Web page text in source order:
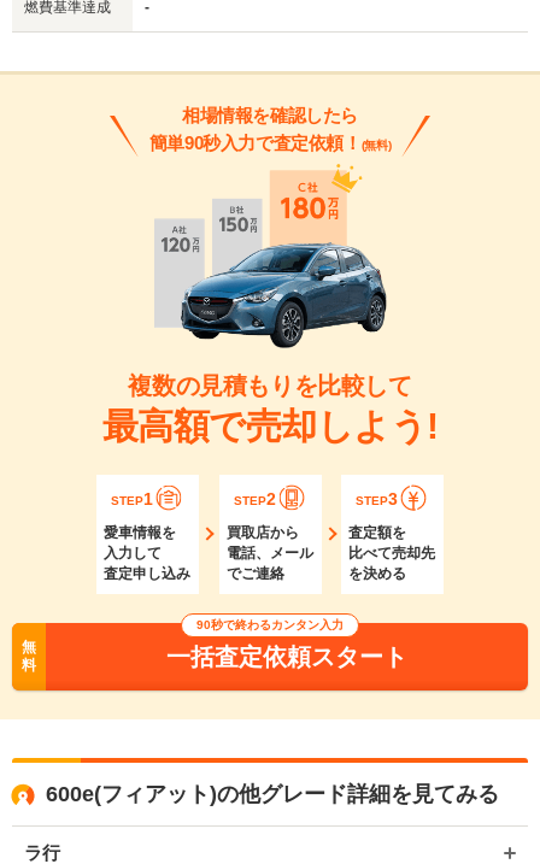
燃費基準達成 -
相場情報を確認したら
簡単90秒入力で査定依頼！ (無料)
複数の見積もりを比較して
最高額で売却しよう!
STEP1
愛車情報を
入力して
査定申し込み
STEP2
買取店から
電話、メール
でご連絡
STEP3
査定額を
比べて売却先
を決める
無
料
90秒で終わるカンタン入力
一括査定依頼スタート
600e(フィアット)の他グレード詳細を見てみる
ラ行